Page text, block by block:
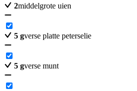
2middelgrote uien
5 gverse platte peterselie
5 gverse munt